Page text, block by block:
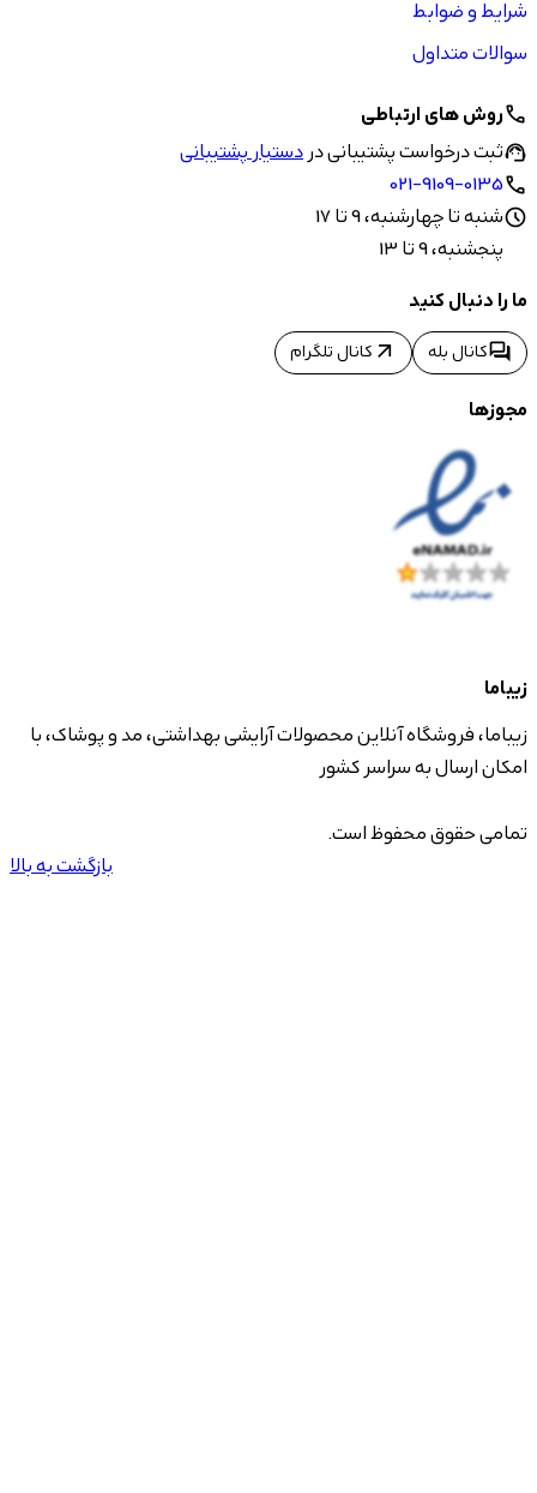
شرایط و ضوابط
سوالات متداول
callروش های ارتباطی
support_agentثبت درخواست پشتیبانی دردستیار پشتیبانی
call
021-9109-0135
scheduleشنبه تا چهارشنبه، 9 تا 17
پنجشنبه، 9 تا 13
ما را دنبال کنید
forumکانال بله arrow_outward کانال تلگرام
مجوزها
زیباما
زیباما، فروشگاه آنلاین محصولات آرایشی بهداشتی، مد و پوشاک، با
امکان ارسال به سراسر کشور
تمامی حقوق محفوظ است.
بازگشت به بالا